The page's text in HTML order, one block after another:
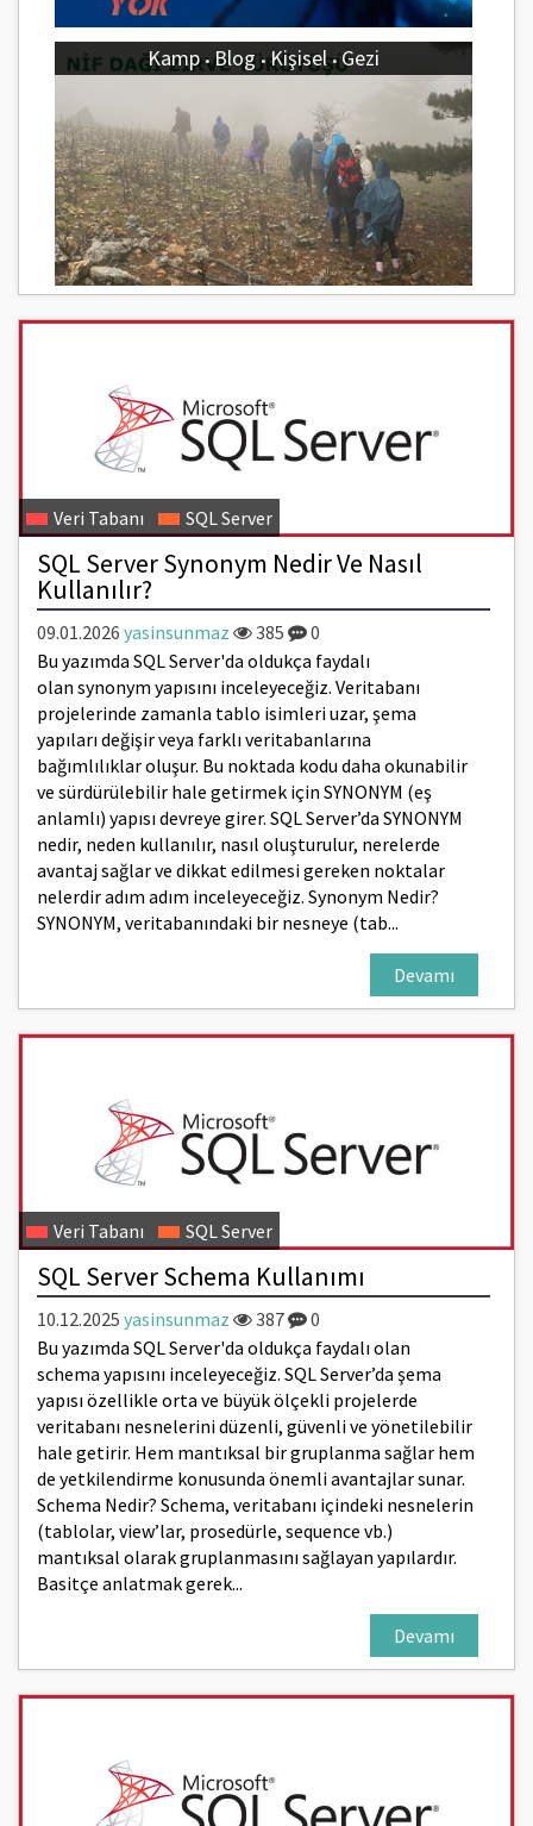
Kamp•Blog•Kişisel•Gezi
Veri Tabanı SQL Server
SQL Server Synonym Nedir Ve Nasıl
Kullanılır?
09.01.2026 yasinsunmaz 385
0
Bu yazımda SQL Server'da oldukça faydalı
olan synonym yapısını inceleyeceğiz. Veritabanı
projelerinde zamanla tablo isimleri uzar, şema
yapıları değişir veya farklı veritabanlarına
bağımlılıklar oluşur. Bu noktada kodu daha okunabilir
ve sürdürülebilir hale getirmek için SYNONYM (eş
anlamlı) yapısı devreye girer. SQL Server’da SYNONYM
nedir, neden kullanılır, nasıl oluşturulur, nerelerde
avantaj sağlar ve dikkat edilmesi gereken noktalar
nelerdir adım adım inceleyeceğiz. Synonym Nedir?
SYNONYM, veritabanındaki bir nesneye (tab...
Devamı
Veri Tabanı SQL Server
SQL Server Schema Kullanımı
10.12.2025 yasinsunmaz 387
0
Bu yazımda SQL Server'da oldukça faydalı olan
schema yapısını inceleyeceğiz. SQL Server’da şema
yapısı özellikle orta ve büyük ölçekli projelerde
veritabanı nesnelerini düzenli, güvenli ve yönetilebilir
hale getirir. Hem mantıksal bir gruplanma sağlar hem
de yetkilendirme konusunda önemli avantajlar sunar.
Schema Nedir? Schema, veritabanı içindeki nesnelerin
(tablolar, view’lar, prosedürle, sequence vb.)
mantıksal olarak gruplanmasını sağlayan yapılardır.
Basitçe anlatmak gerek...
Devamı